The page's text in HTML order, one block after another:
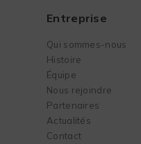
Entreprise
Qui sommes-nous
Histoire
Équipe
Nous rejoindre
Partenaires
Actualités
Contact